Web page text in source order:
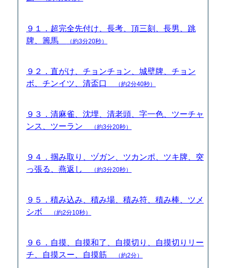
９１．超完全先付け、長考、頂三刻、長男、跳
牌、籌馬
（約3分20秒）
９２．直がけ、チョンチョン、城壁牌、チョン
ボ、チンイツ、清盃口
（約2分40秒）
９３．清麻雀、沈埋、清老頭、字一色、ツーチャ
ンス、ツーラン
（約3分20秒）
９４．掴み取り、ヅガン、ツカンポ、ツキ牌、突
っ張る、燕返し
（約3分20秒）
９５．積み込み、積み場、積み符、積み棒、ツメ
シボ
（約2分10秒）
９６．自摸、自摸和了、自摸切り、自摸切りリー
チ、自摸スー、自摸筋
（約2分）